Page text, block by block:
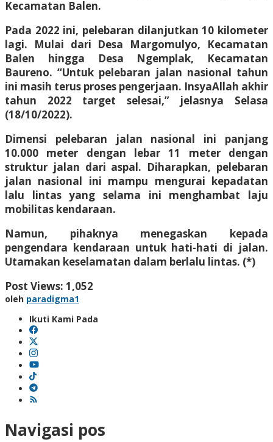
Kecamatan Balen.
Pada 2022 ini, pelebaran dilanjutkan 10 kilometer
lagi. Mulai dari Desa Margomulyo, Kecamatan
Balen hingga Desa Ngemplak, Kecamatan
Baureno. “Untuk pelebaran jalan nasional tahun
ini masih terus proses pengerjaan. InsyaAllah akhir
tahun 2022 target selesai,” jelasnya Selasa
(18/10/2022).
Dimensi pelebaran jalan nasional ini panjang
10.000 meter dengan lebar 11 meter dengan
struktur jalan dari aspal. Diharapkan, pelebaran
jalan nasional ini mampu mengurai kepadatan
lalu lintas yang selama ini menghambat laju
mobilitas kendaraan.
Namun, pihaknya menegaskan kepada
pengendara kendaraan untuk hati-hati di jalan.
Utamakan keselamatan dalam berlalu lintas. (*)
Post Views: 1,052
oleh paradigma1
Ikuti Kami Pada
Navigasi pos